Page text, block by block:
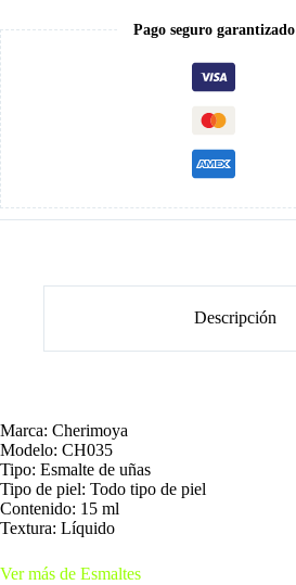
cantidad
Pago seguro garantizado
Descripción
Marca: Cherimoya
Modelo: CH035
Tipo: Esmalte de uñas
Tipo de piel: Todo tipo de piel
Contenido: 15 ml
Textura: Líquido
Ver más de Esmaltes